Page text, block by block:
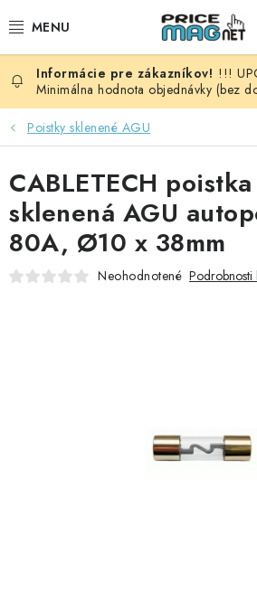
na
BATÉRIE
AUDIO - VIDEO
AUTO HI-FI
AUTOMOBIL
DOMÁCNOSŤ
KÁBLE A KONEKTORY
!!!
Minimálna hodnota objednávky (bez
Poistky sklenené AGU
CABLETECH
sklenená AGU
80A, Ø10 x 38mm
Neohodnotené Podrobnosti